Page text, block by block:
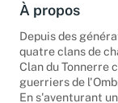
À propos
Depuis des
quatre clans de
Clan du Tonnerre
guerriers de
En s'aventurant